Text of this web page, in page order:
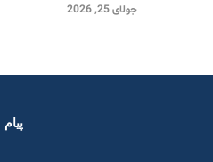
جولای 25, 2026
پیام